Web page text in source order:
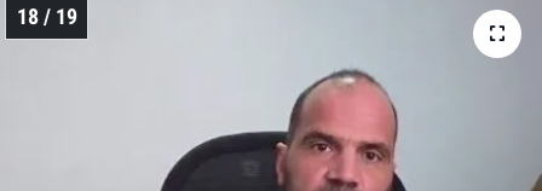
18 / 19